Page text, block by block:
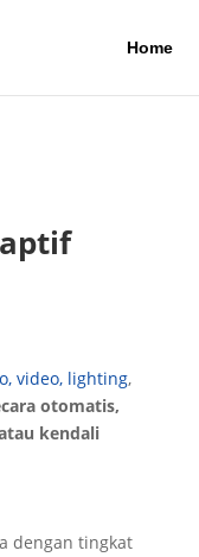
Home
video, lighting,
otomatis,
kendali
dengan tingkat